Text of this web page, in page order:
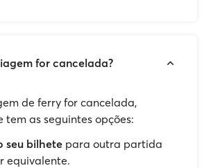
for cancelada?
de ferry for cancelada,
tem as seguintes opções:
seu bilhete para outra partida
equivalente.